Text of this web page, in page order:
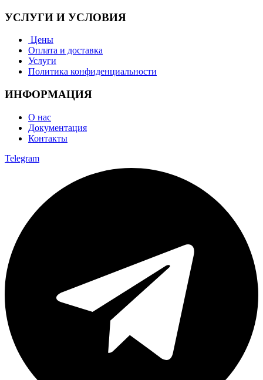
УСЛУГИ И УСЛОВИЯ
Цены
Оплата и доставка
Услуги
Политика конфиденциальности
ИНФОРМАЦИЯ
О нас
Документация
Контакты
Telegram